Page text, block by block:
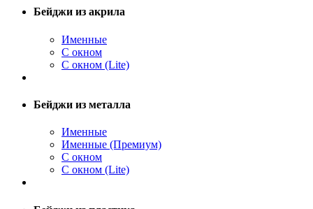
Бейджи из акрила
Именные
С окном
С окном (Lite)
Бейджи из металла
Именные
Именные (Премиум)
С окном
С окном (Lite)